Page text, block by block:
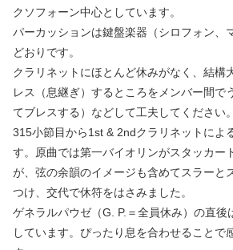
クソフォーン中心としています。
パーカッションは鍵盤楽器（シロフォン、
どおりです。
クラリネットにほとんど休みがなく、結構
レス（息継ぎ）するところをメンバー間で
てブレスする）などして工夫してください。
315小節目から1st & 2ndクラリネットによ
す。原曲では第一バイオリンがスタッカー
が、弦の余韻のイメージも含めてスラーと
つけ、交代で休符をはさみました。
ゲネラルパウゼ（G. P.＝全員休み）の直後
しています。ぴったり息を合わせることで